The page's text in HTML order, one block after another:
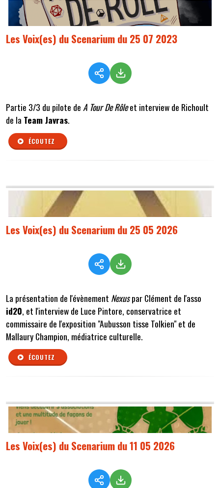
Les Voix(es) du Scenarium du 25 07 2023
Partie 3/3 du pilote de A Tour De Rôleet interview de Richoult
de la Team Javras.
ÉCOUTEZ
Les Voix(es) du Scenarium du 25 05 2026
La présentation de l'évènement Nexuspar Clément de l'asso
id20, et l'interview de Luce Pintore, conservatrice et
commissaire de l'exposition "Aubusson tisse Tolkien" et de
Mallaury Champion, médiatrice culturelle.
ÉCOUTEZ
Les Voix(es) du Scenarium du 11 05 2026